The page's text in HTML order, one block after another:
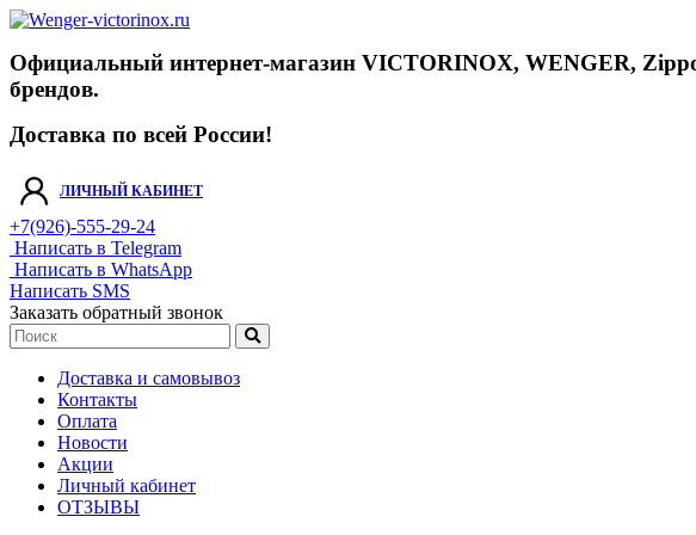
Официальный интернет-магазин VICTORINOX, WENGER,
брендов.
Доставка по всей России!
ЛИЧНЫЙ КАБИНЕТ
+7(926)-555-29-24
Написать в Telegram
Написать в WhatsApp
Написать SMS
Заказать обратный звонок
Доставка и самовывоз
Контакты
Оплата
Новости
Акции
Личный кабинет
ОТЗЫВЫ